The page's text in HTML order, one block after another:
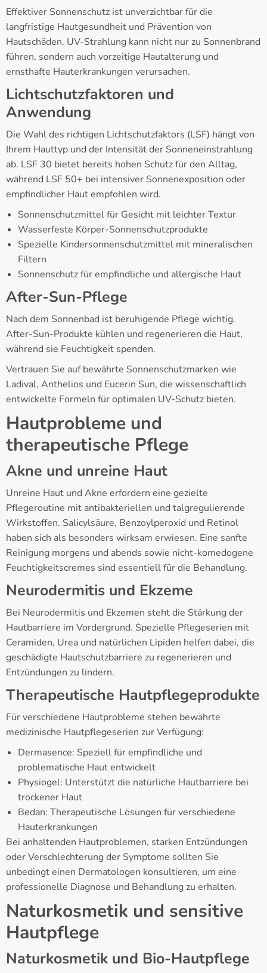
Effektiver Sonnenschutz ist unverzichtbar für die
langfristige Hautgesundheit und Prävention von
Hautschäden. UV-Strahlung kann nicht nur zu Sonnenbrand
führen, sondern auch vorzeitige Hautalterung und
ernsthafte Hauterkrankungen verursachen.
Lichtschutzfaktoren und
Anwendung
Die Wahl des richtigen Lichtschutzfaktors (LSF) hängt von
Ihrem Hauttyp und der Intensität der Sonneneinstrahlung
ab. LSF 30 bietet bereits hohen Schutz für den Alltag,
während LSF 50+ bei intensiver Sonnenexposition oder
empfindlicher Haut empfohlen wird.
Sonnenschutzmittel für Gesicht mit leichter Textur
Wasserfeste Körper-Sonnenschutzprodukte
Spezielle Kindersonnenschutzmittel mit mineralischen
Filtern
Sonnenschutz für empfindliche und allergische Haut
After-Sun-Pflege
Nach dem Sonnenbad ist beruhigende Pflege wichtig.
After-Sun-Produkte kühlen und regenerieren die Haut,
während sie Feuchtigkeit spenden.
Vertrauen Sie auf bewährte Sonnenschutzmarken wie
Ladival, Anthelios und Eucerin Sun, die wissenschaftlich
entwickelte Formeln für optimalen UV-Schutz bieten.
Hautprobleme und
therapeutische Pflege
Akne und unreine Haut
Unreine Haut und Akne erfordern eine gezielte
Pflegeroutine mit antibakteriellen und talgregulierende
Wirkstoffen. Salicylsäure, Benzoylperoxid und Retinol
haben sich als besonders wirksam erwiesen. Eine sanfte
Reinigung morgens und abends sowie nicht-komedogene
Feuchtigkeitscremes sind essentiell für die Behandlung.
Neurodermitis und Ekzeme
Bei Neurodermitis und Ekzemen steht die Stärkung der
Hautbarriere im Vordergrund. Spezielle Pflegeserien mit
Ceramiden, Urea und natürlichen Lipiden helfen dabei, die
geschädigte Hautschutzbarriere zu regenerieren und
Entzündungen zu lindern.
Therapeutische Hautpflegeprodukte
Für verschiedene Hautprobleme stehen bewährte
medizinische Hautpflegeserien zur Verfügung:
Dermasence: Speziell für empfindliche und
problematische Haut entwickelt
Physiogel: Unterstützt die natürliche Hautbarriere bei
trockener Haut
Bedan: Therapeutische Lösungen für verschiedene
Hauterkrankungen
Bei anhaltenden Hautproblemen, starken Entzündungen
oder Verschlechterung der Symptome sollten Sie
unbedingt einen Dermatologen konsultieren, um eine
professionelle Diagnose und Behandlung zu erhalten.
Naturkosmetik und sensitive
Hautpflege
Naturkosmetik und Bio-Hautpflege